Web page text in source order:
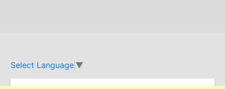
Select Language ▼